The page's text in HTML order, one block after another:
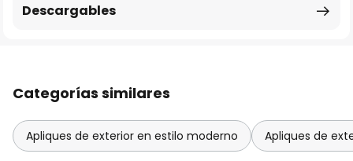
Descargables
Categorías similares
Apliques de exterior en estilo moderno Apliques de